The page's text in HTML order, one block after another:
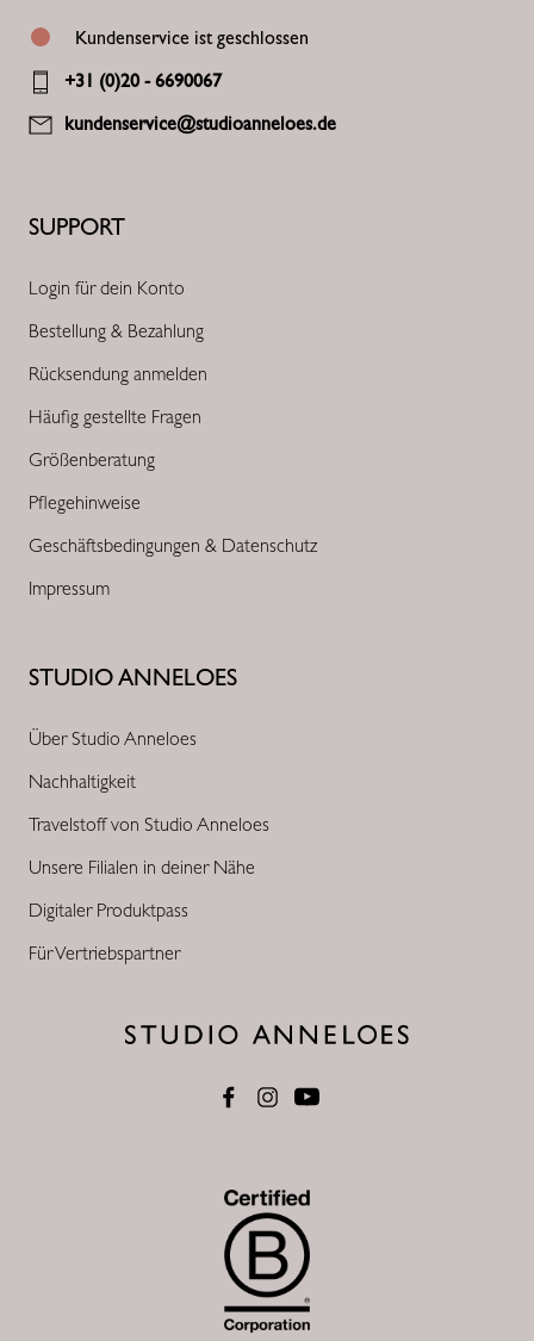
STUDIO ANNELOES
Über Studio Anneloes
Nachhaltigkeit
Travelstoff von Studio Anneloes
Unsere Filialen in deiner Nähe
Digitaler Produktpass
Für Vertriebspartner
SUPPORT
Login für dein Konto
Bestellung & Bezahlung
Rücksendung anmelden
Häufig gestellte Fragen
Größenberatung
Pflegehinweise
Geschäftsbedingungen & Datenschutz
Impressum
Kundenservice ist geschlossen
+31 (0)20 - 6690067
kundenservice@studioanneloes.de